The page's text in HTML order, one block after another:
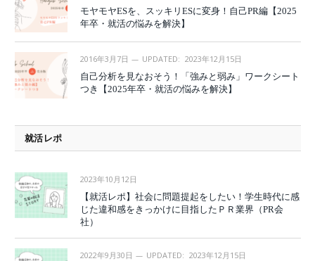
モヤモヤESを、スッキリESに変身！自己PR編【2025
年卒・就活の悩みを解決】
2016年3月7日 UPDATED: 2023年12月15日
自己分析を見なおそう！「強みと弱み」ワークシート
つき【2025年卒・就活の悩みを解決】
就活レポ
2023年10月12日
【就活レポ】社会に問題提起をしたい！学生時代に感
じた違和感をきっかけに目指したＰＲ業界（PR会
社）
2022年9月30日 UPDATED: 2023年12月15日